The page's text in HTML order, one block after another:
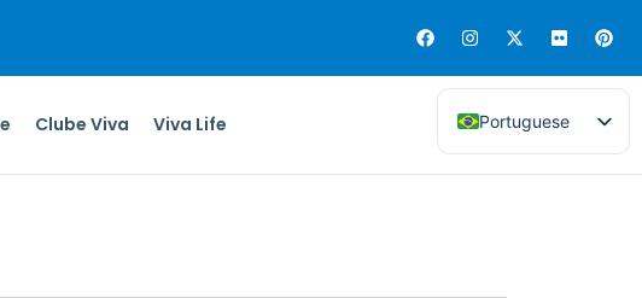
Clube Viva Viva Life Portuguese